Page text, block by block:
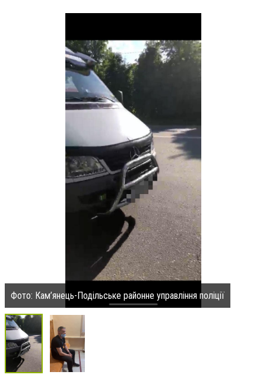
Фото: Кам’янець-Подільське районне управління поліції